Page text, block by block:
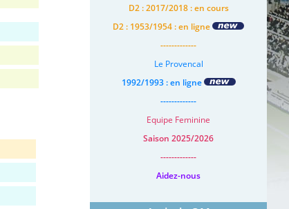
D2 : 2017/2018 : en cours
D2 : 1953/1954 : en ligne
-------------
Le Provencal
1992/1993 : en ligne
-------------
Equipe Feminine
Saison 2025/2026
-------------
Aidez-nous